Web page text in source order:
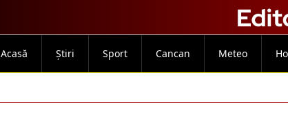
Acasă Știri Sport Cancan Meteo